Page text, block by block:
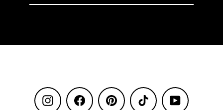
Instagram Facebook Pinterest TikTok YouTube